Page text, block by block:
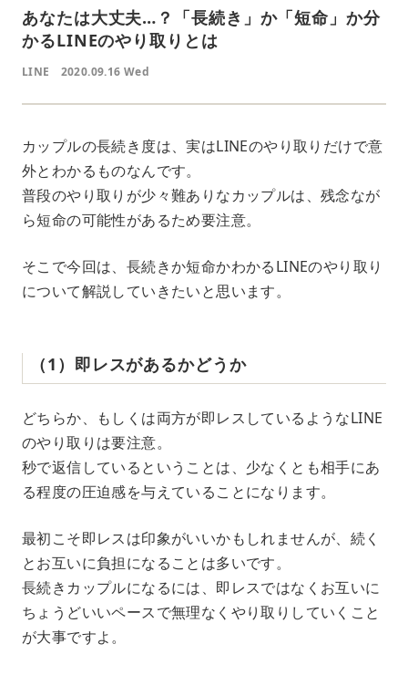
あなたは大丈夫…？「長続き」か「短命」か分
かるLINEのやり取りとは
LINE 2020.09.16 Wed
カップルの長続き度は、実はLINEのやり取りだけで意
外とわかるものなんです。
普段のやり取りが少々難ありなカップルは、残念なが
ら短命の可能性があるため要注意。
そこで今回は、長続きか短命かわかるLINEのやり取り
について解説していきたいと思います。
（1）即レスがあるかどうか
どちらか、もしくは両方が即レスしているようなLINE
のやり取りは要注意。
秒で返信しているということは、少なくとも相手にあ
る程度の圧迫感を与えていることになります。
最初こそ即レスは印象がいいかもしれませんが、続く
とお互いに負担になることは多いです。
長続きカップルになるには、即レスではなくお互いに
ちょうどいいペースで無理なくやり取りしていくこと
が大事ですよ。